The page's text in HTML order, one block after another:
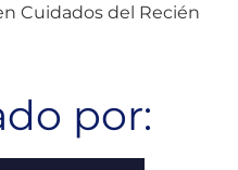
Cuidados del Recién
por: